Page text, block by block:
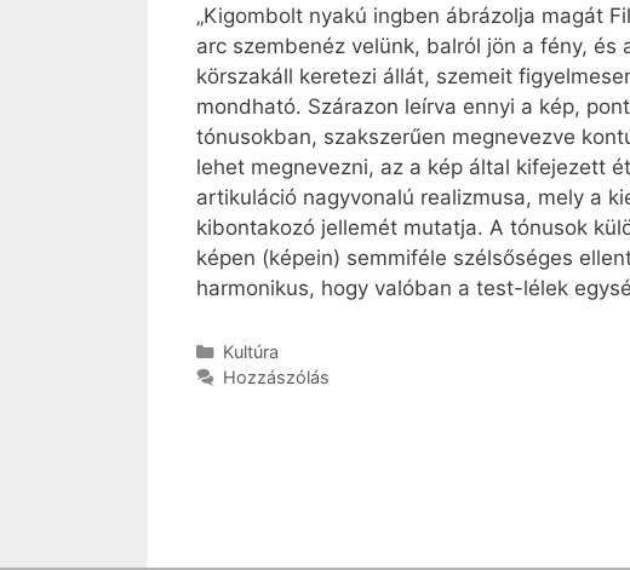
„Kigombolt nyakú ingben ábrázolja magát
arc szembenéz velünk, balról jön a fény,
körszakáll keretezi állát, szemeit
mondható. Szárazon leírva ennyi a kép,
tónusokban, szakszerűen megnevezve
lehet megnevezni, az a kép által kifejezett
artikuláció nagyvonalú realizmusa, mely a
kibontakozó jellemét mutatja. A tónusok
képen (képein) semmiféle szélsőséges
harmonikus, hogy valóban a test-lélek
Kategória
Kultúra
Hozzászólás